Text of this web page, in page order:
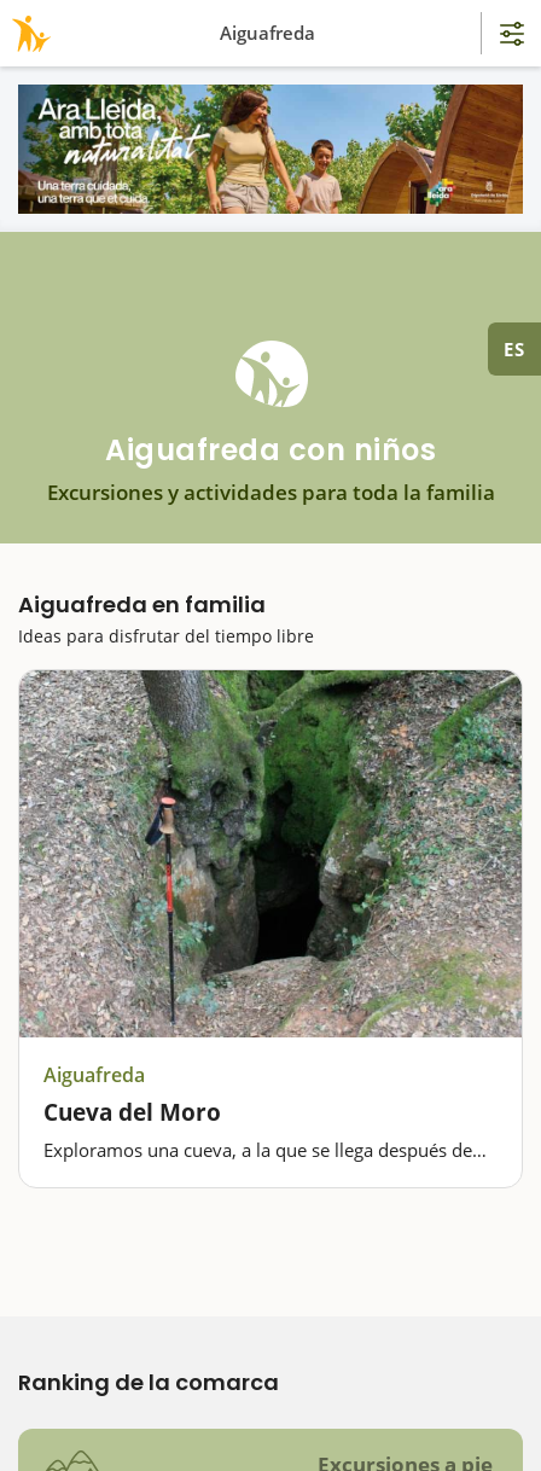
ES
Aiguafreda con niños
Excursiones y actividades para toda la familia
Aiguafreda en familia
Ideas para disfrutar del tiempo libre
Aiguafreda
Cueva del Moro
Exploramos una cueva, a la que se llega después de
Ranking de la comarca
Excursiones a pie
Aiguafreda